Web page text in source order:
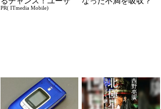
ー座談会開催
PR( ITmedia Mobile)